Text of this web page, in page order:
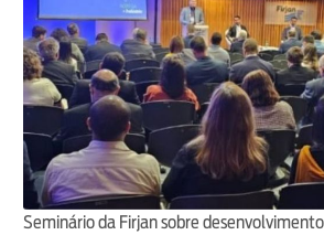
Seminário da Firjan sobre